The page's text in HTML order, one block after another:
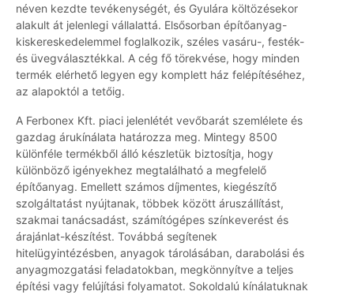
néven kezdte tevékenységét, és Gyulára költözésekor
alakult át jelenlegi vállalattá. Elsősorban építőanyag-
kiskereskedelemmel foglalkozik, széles vasáru-, festék-
és üvegválasztékkal. A cég fő törekvése, hogy minden
termék elérhető legyen egy komplett ház felépítéséhez,
az alapoktól a tetőig.
A Ferbonex Kft. piaci jelenlétét vevőbarát szemlélete és
gazdag árukínálata határozza meg. Mintegy 8500
különféle termékből álló készletük biztosítja, hogy
különböző igényekhez megtalálható a megfelelő
építőanyag. Emellett számos díjmentes, kiegészítő
szolgáltatást nyújtanak, többek között áruszállítást,
szakmai tanácsadást, számítógépes színkeverést és
árajánlat-készítést. Továbbá segítenek
hitelügyintézésben, anyagok tárolásában, darabolási és
anyagmozgatási feladatokban, megkönnyítve a teljes
építési vagy felújítási folyamatot. Sokoldalú kínálatuknak